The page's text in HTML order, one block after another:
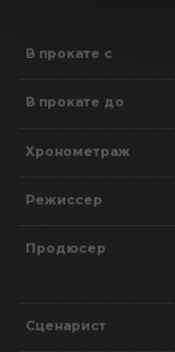
В прокате с
В прокате до
Хронометраж
Режиссер
Продюсер
Сценарист